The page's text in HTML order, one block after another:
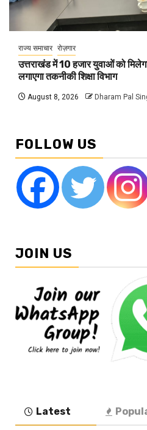
राज्य समाचार रोज़गार
उत्तराखंड में 10 हजार युवाओं को
लगाएगा तकनीकी शिक्षा विभाग
August 8, 2026 Dharam Pal
FOLLOW US
JOIN US
Latest